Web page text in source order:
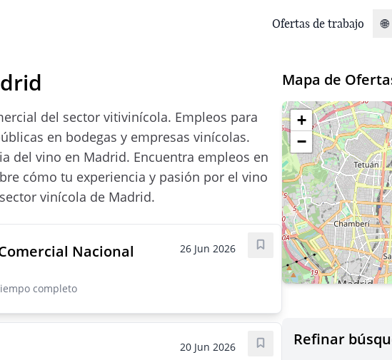
Ofertas de trabajo 🌐
del sector vitivinícola. Empleos para
en bodegas y empresas vinícolas.
del vino en Madrid. Encuentra empleos en
cómo tu experiencia y pasión por el vino
vinícola de Madrid.
Nacional
completo
26 Jun 2026 Guardar oferta
20 Jun 2026 Guardar oferta
Mapa de
+
−
Refinar